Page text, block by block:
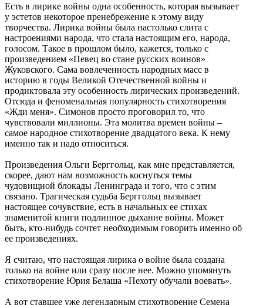
Есть в лирике войны одна особенность, которая вызывает
у эстетов некоторое пренебрежение к этому виду
творчества. Лирика войны была настолько слита с
настроениями народа, что стала настоящим его, народа,
голосом. Такое в прошлом было, кажется, только с
произведением «Певец во стане русских воинов»
Жуковского. Сама вовлеченность народных масс в
историю в годы Великой Отечественной войны и
продиктовала эту особенность лирических произведений.
Отсюда и феноменальная популярность стихотворения
«Жди меня». Симонов просто проговорил то, что
чувствовали миллионы. Эта молитва времен войны –
самое народное стихотворение двадцатого века. К нему
именно так и надо относиться.
Произведения Ольги Берггольц, как мне представляется,
скорее, дают нам возможность коснуться темы
чудовищной блокады Ленинграда и того, что с этим
связано. Трагическая судьба Берггольц вызывает
настоящее сочувствие, есть в начальных ее стихах
знаменитой книги подлинное дыхание войны. Может
быть, кто-нибудь сочтет необходимым говорить именно об
ее произведениях.
Я считаю, что настоящая лирика о войне была создана
только на войне или сразу после нее. Можно упомянуть
стихотворение Юрия Белаша «Пехоту обучали воевать».
А вот ставшее уже легендарным стихотворение Семена